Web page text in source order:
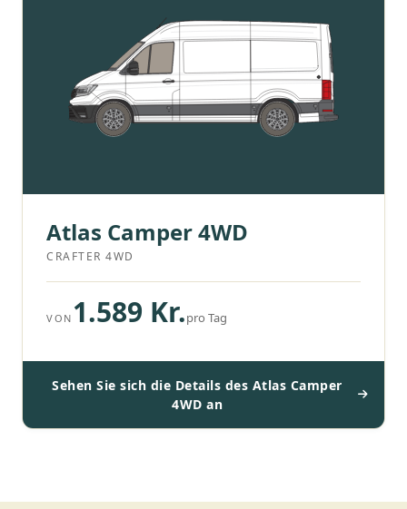
Atlas Camper 4WD
CRAFTER 4WD
VON 1.589 Kr.pro Tag
Sehen Sie sich die Details des Atlas Camper
4WD an